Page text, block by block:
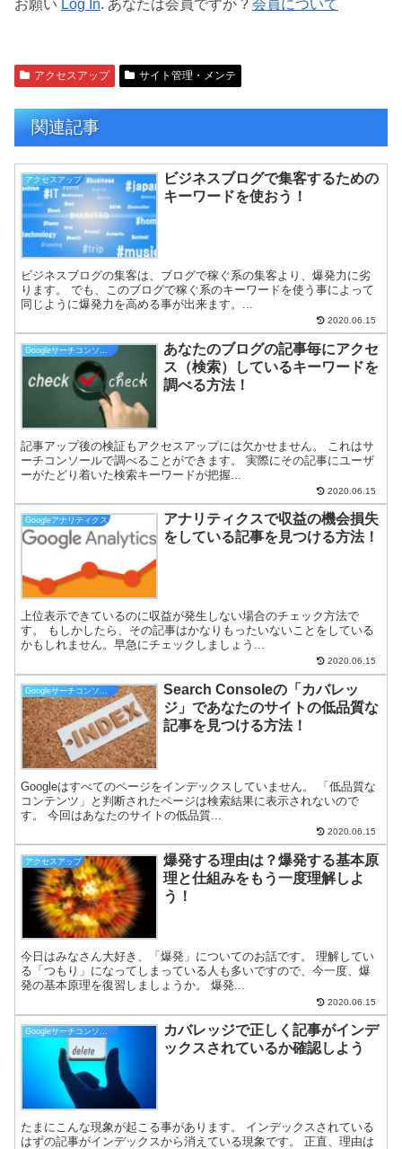
お願い Log In. あなたは会員ですか ? 会員について
アクセスアップ サイト管理・メンテ
関連記事
アクセスアップ
ビジネスブログで集客するための
キーワードを使おう！
ビジネスブログの集客は、ブログで稼ぐ系の集客より、爆発力に劣
ります。 でも、このブログで稼ぐ系のキーワードを使う事によって
同じように爆発力を高める事が出来ます。...
2020.06.15
あなたのブログの記事毎にアクセ
ス（検索）しているキーワードを
調べる方法！
記事アップ後の検証もアクセスアップには欠かせません。 これはサ
ーチコンソールで調べることができます。 実際にその記事にユーザ
ーがたどり着いた検索キーワードが把握...
2020.06.15
Googleアナリティクス
アナリティクスで収益の機会損失
をしている記事を見つける方法！
上位表示できているのに収益が発生しない場合のチェック方法で
す。 もしかしたら、その記事はかなりもったいないことをしている
かもしれません。早急にチェックしましょう...
2020.06.15
Search Consoleの「カバレッ
ジ」であなたのサイトの低品質な
記事を見つける方法！
Googleはすべてのページをインデックスしていません。 「低品質な
コンテンツ」と判断されたページは検索結果に表示されないので
す。 今回はあなたのサイトの低品質...
2020.06.15
アクセスアップ
爆発する理由は？爆発する基本原
理と仕組みをもう一度理解しよ
う！
今日はみなさん大好き、「爆発」についてのお話です。 理解してい
る「つもり」になってしまっている人も多いですので、今一度、爆
発の基本原理を復習しましょうか。 爆発...
2020.06.15
Googleサーチコンソール
カバレッジで正しく記事がインデ
ックスされているか確認しよう
たまにこんな現象が起こる事があります。 インデックスされている
はずの記事がインデックスから消えている現象です。 正直、理由は